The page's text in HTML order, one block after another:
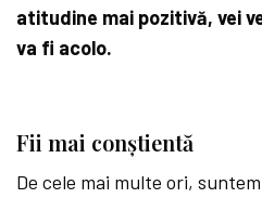
atitudine mai pozitivă, vei
va fi acolo.
Fii mai conștientă
De cele mai multe ori,